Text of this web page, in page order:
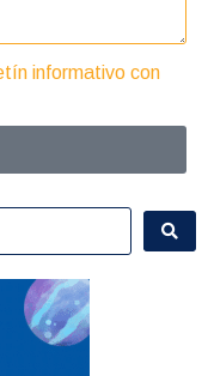
informativo con